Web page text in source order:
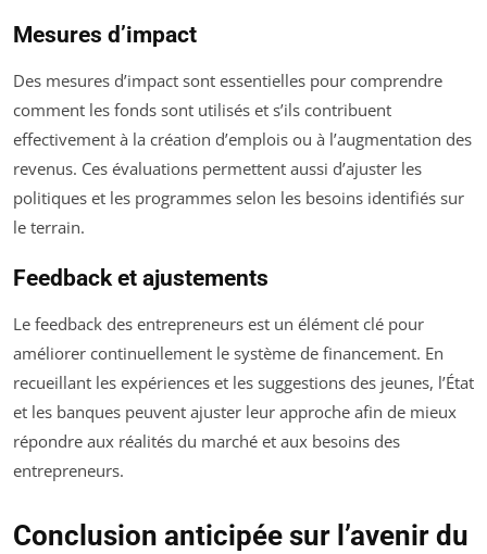
Mesures d’impact
Des mesures d’impact sont essentielles pour comprendre
comment les fonds sont utilisés et s’ils contribuent
effectivement à la création d’emplois ou à l’augmentation des
revenus. Ces évaluations permettent aussi d’ajuster les
politiques et les programmes selon les besoins identifiés sur
le terrain.
Feedback et ajustements
Le feedback des entrepreneurs est un élément clé pour
améliorer continuellement le système de financement. En
recueillant les expériences et les suggestions des jeunes, l’État
et les banques peuvent ajuster leur approche afin de mieux
répondre aux réalités du marché et aux besoins des
entrepreneurs.
Conclusion anticipée sur l’avenir du